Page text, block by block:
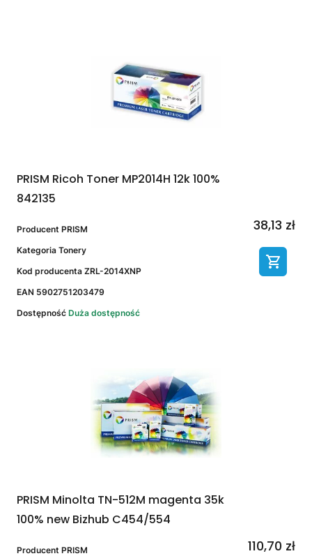
PRISM Ricoh Toner MP2014H 12k 100%
842135
Producent PRISM
Kategoria Tonery
Kod producenta ZRL-2014XNP
EAN 5902751203479
Dostępność Duża dostępność
38,13 zł
PRISM Minolta TN-512M magenta 35k
100% new Bizhub C454/554
Producent PRISM
110,70 zł